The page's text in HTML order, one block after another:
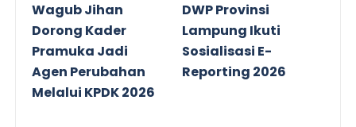
Wagub Jihan
Dorong Kader
Pramuka Jadi
Agen Perubahan
Melalui KPDK 2026
DWP Provinsi
Lampung Ikuti
Sosialisasi E-
Reporting 2026